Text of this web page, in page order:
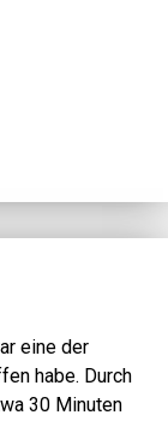
eine der
habe. Durch
30 Minuten